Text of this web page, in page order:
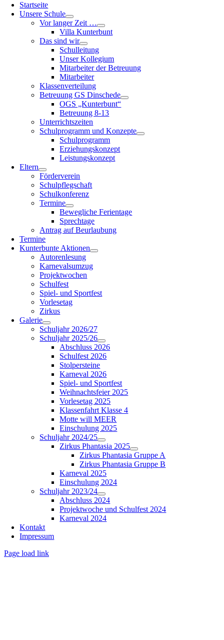
Startseite
Unsere Schule
Vor langer Zeit …
Villa Kunterbunt
Das sind wir
Schulleitung
Unser Kollegium
Mitarbeiter der Betreuung
Mitarbeiter
Klassenverteilung
Betreuung GS Dinschede
OGS „Kunterbunt“
Betreuung 8-13
Unterrichtszeiten
Schulprogramm und Konzepte
Schulprogramm
Erziehungskonzept
Leistungskonzept
Eltern
Förderverein
Schulpflegschaft
Schulkonferenz
Termine
Bewegliche Ferientage
Sprechtage
Antrag auf Beurlaubung
Termine
Kunterbunte Aktionen
Autorenlesung
Karnevalsumzug
Projektwochen
Schulfest
Spiel- und Sportfest
Vorlesetag
Zirkus
Galerie
Schuljahr 2026/27
Schuljahr 2025/26
Abschluss 2026
Schulfest 2026
Stolpersteine
Karneval 2026
Spiel- und Sportfest
Weihnachtsfeier 2025
Vorlesetag 2025
Klassenfahrt Klasse 4
Motte will MEER
Einschulung 2025
Schuljahr 2024/25
Zirkus Phantasia 2025
Zirkus Phantasia Gruppe A
Zirkus Phantasia Gruppe B
Karneval 2025
Einschulung 2024
Schuljahr 2023/24
Abschluss 2024
Projektwoche und Schulfest 2024
Karneval 2024
Kontakt
Impressum
Page load link